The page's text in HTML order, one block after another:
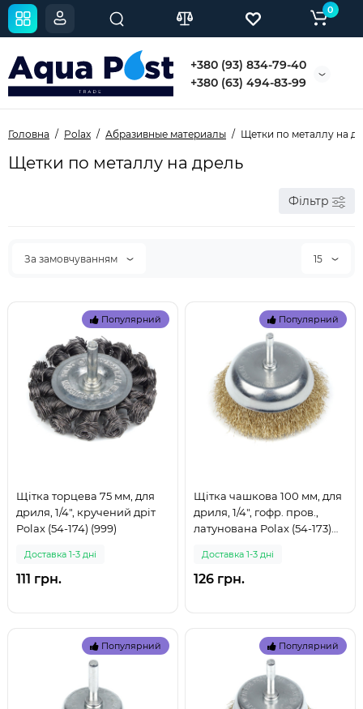
+380 (93) 834-79-40
+380 (63) 494-83-99
0
Головна Polax Абразивные материалы Щетки по металлу на
Щетки по металлу на дрель
Фільтр
За замовчуванням 15
Популярний
Щітка торцева 75 мм, для
дриля, 1/4", кручений дріт
Polax (54-174) (999)
Доставка 1-3 дні
111 грн.
Популярний
Щітка чашкова 100 мм, для
дриля, 1/4", гофр. пров.,
латунована Polax (54-173)
Доставка 1-3 дні
126 грн.
Популярний Популярний